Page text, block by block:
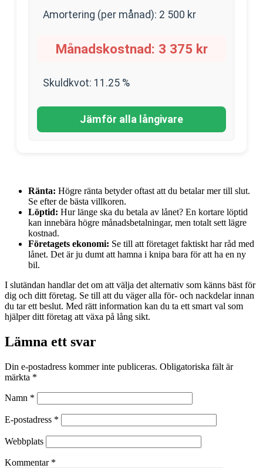
Amortering (per månad): 2 500 kr
Månadskostnad: 3 375 kr
Skuldkvot: 11.25 %
Jämför alla långivare
Ränta: Högre ränta betyder oftast att du betalar mer till slut.
Se efter de bästa villkoren.
Löptid: Hur länge ska du betala av lånet? En kortare löptid
kan innebära högre månadsbetalningar, men totalt sett lägre
kostnad.
Företagets ekonomi: Se till att företaget faktiskt har råd med
lånet. Det är ju dumt att hamna i knipa bara för att ha en ny
bil.
I slutändan handlar det om att välja det alternativ som känns bäst för
dig och ditt företag. Se till att du väger alla för- och nackdelar innan
du tar ett beslut. Med rätt information kan du ta ett smart val som
hjälper ditt företag att växa på lång sikt.
Lämna ett svar
Din e-postadress kommer inte publiceras. Obligatoriska fält är
märkta *
Namn *
E-postadress *
Webbplats
Kommentar *